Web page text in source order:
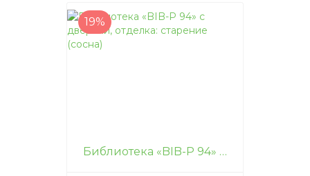
– + В корзину
19%
Библиотека «BIB-P 94» с дверьми, отделка: старение (сосна)